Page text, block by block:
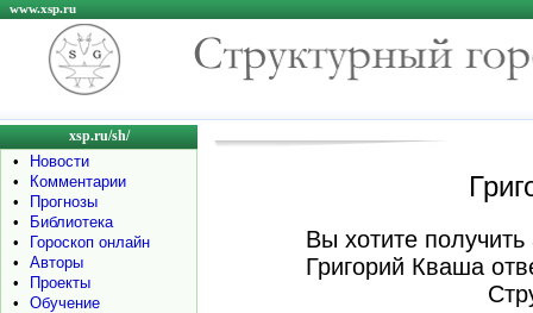
www.xsp.ru
xsp.ru/sh/
•
Новости
•
Комментарии
•
Прогнозы
•
Библиотека
•
Гороскоп онлайн
•
Авторы
•
Проекты
•
Обучение
Вы хотите
Григорий Кваша